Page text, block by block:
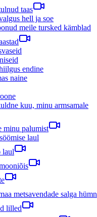
taas
hell ja soe
meile tursked kämblad
endine
naine
kuu, minu armsamale
minu palumist
laul
laul
metsavendade salga hümn
lilled